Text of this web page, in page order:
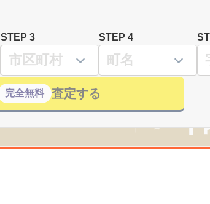
STEP 3 STEP 4
完全無料 査定する